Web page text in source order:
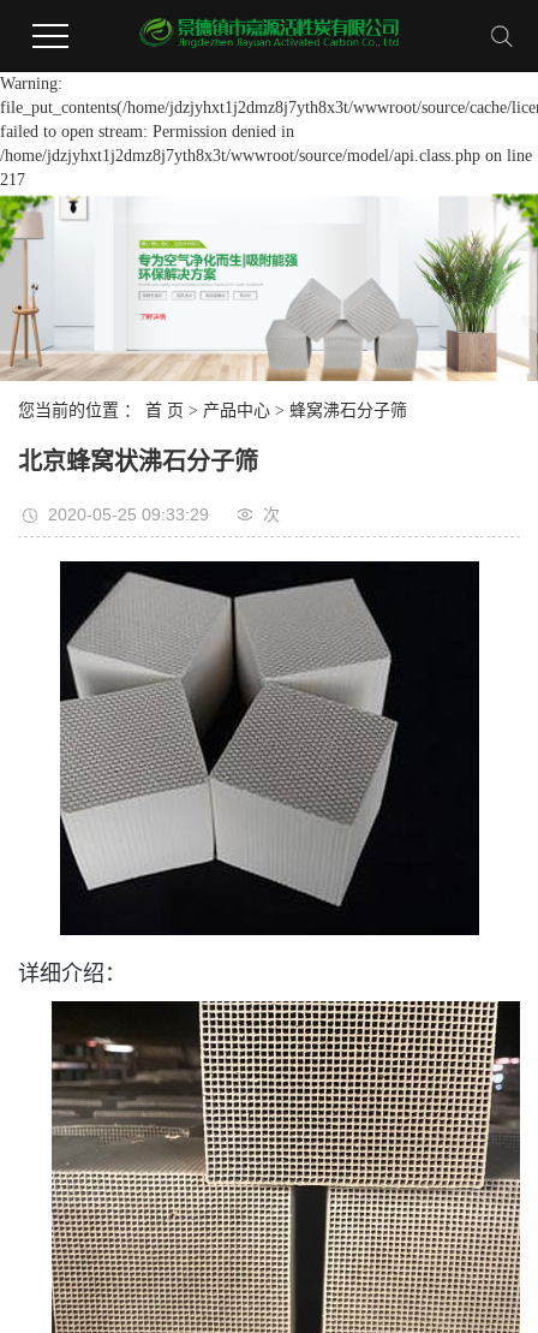
Warning:
file_put_contents(/home/jdzjyhxt1j2dmz8j7yth8x3t/wwwroot/source/cache/
failed to open stream: Permission denied in
/home/jdzjyhxt1j2dmz8j7yth8x3t/wwwroot/source/model/api.class.php on line
217
您当前的位置 ： 首 页 > 产品中心 > 蜂窝沸石分子筛
北京蜂窝状沸石分子筛
2020-05-25 09:33:29 次
详细介绍：